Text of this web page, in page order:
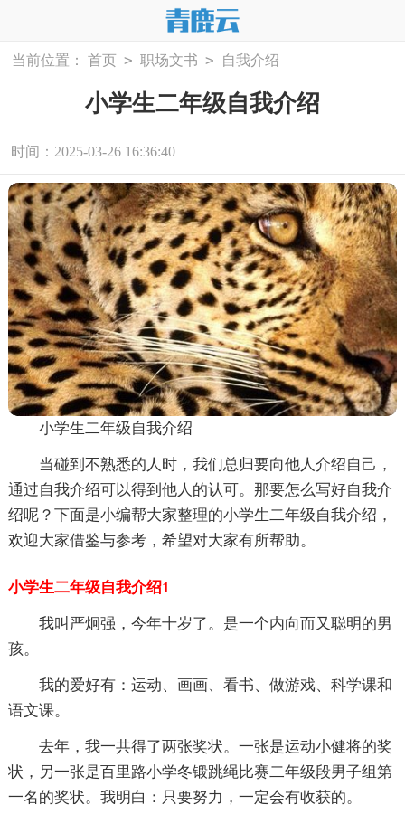
当前位置： 首页 > 职场文书 > 自我介绍
小学生二年级自我介绍
时间：2025-03-26 16:36:40
小学生二年级自我介绍
当碰到不熟悉的人时，我们总归要向他人介绍自己，
通过自我介绍可以得到他人的认可。那要怎么写好自我介
绍呢？下面是小编帮大家整理的小学生二年级自我介绍，
欢迎大家借鉴与参考，希望对大家有所帮助。
小学生二年级自我介绍1
我叫严炯强，今年十岁了。是一个内向而又聪明的男
孩。
我的爱好有：运动、画画、看书、做游戏、科学课和
语文课。
去年，我一共得了两张奖状。一张是运动小健将的奖
状，另一张是百里路小学冬锻跳绳比赛二年级段男子组第
一名的奖状。我明白：只要努力，一定会有收获的。